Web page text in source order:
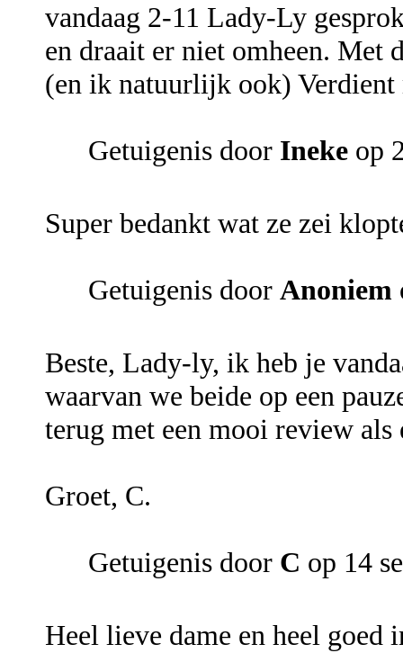
vandaag 2-11 Lady-Ly
en draait er niet omheen. Met
(en ik natuurlijk ook) Verdient
Getuigenis door Ineke op
Super bedankt wat ze zei
Getuigenis door Anoniem
Beste, Lady-ly, ik heb je
waarvan we beide op een
terug met een mooi review
Groet, C.
Getuigenis door C op 14
Heel lieve dame en heel goed